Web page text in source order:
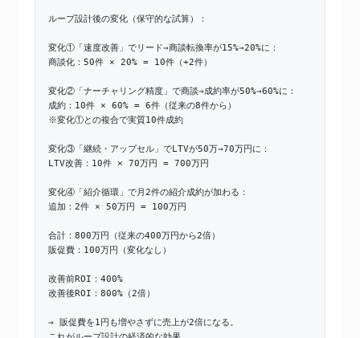
ループ設計後の変化（保守的な試算）：
変化①「速度改善」でリード→商談転換率が15%→20%に：
商談化：50件 × 20% = 10件（+2件）
変化②「ナーチャリング精度」で商談→成約率が50%→60%に：
成約：10件 × 60% = 6件（従来の8件から）
※変化①との複合で実質10件成約
変化③「継続・アップセル」でLTVが50万→70万円に：
LTV改善：10件 × 70万円 = 700万円
変化④「紹介循環」で月2件の紹介成約が加わる：
追加：2件 × 50万円 = 100万円
合計：800万円（従来の400万円から2倍）
販促費：100万円（変化なし）
改善前ROI：400%
改善後ROI：800%（2倍）
→ 販促費を1円も増やさずに売上が2倍になる。